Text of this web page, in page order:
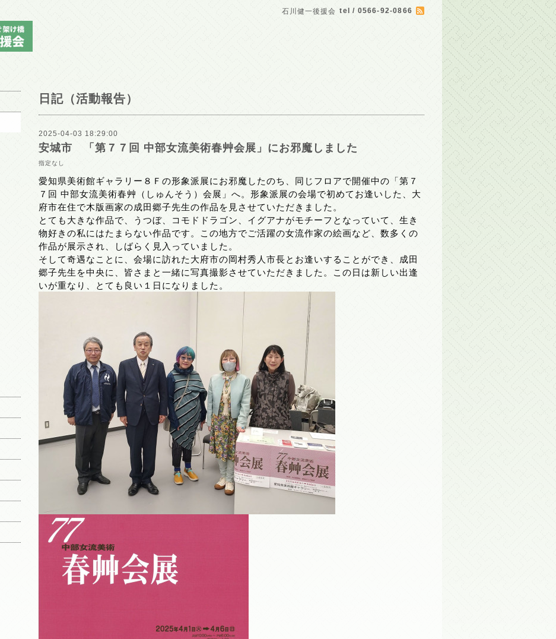
石川健一後援会 tel / 0566-92-0866
日記（活動報告）
2025-04-03 18:29:00
安城市 「第７７回 中部女流美術春艸会展」にお邪魔しました
指定なし
愛知県美術館ギャラリー８Ｆの形象派展にお邪魔したのち、同じフロアで開催中の「第７
７回 中部女流美術春艸（しゅんそう）会展」へ。形象派展の会場で初めてお逢いした、大
府市在住で木版画家の成田郷子先生の作品を見させていただきました。
とても大きな作品で、うつぼ、コモドドラゴン、イグアナがモチーフとなっていて、生き
物好きの私にはたまらない作品です。この地方でご活躍の女流作家の絵画など、数多くの
作品が展示され、しばらく見入っていました。
そして奇遇なことに、会場に訪れた大府市の岡村秀人市長とお逢いすることができ、成田
郷子先生を中央に、皆さまと一緒に写真撮影させていただきました。この日は新しい出逢
いが重なり、とても良い１日になりました。